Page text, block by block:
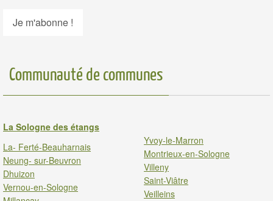
Communauté de communes
La Sologne des étangs
La- Ferté-Beauharnais
Neung- sur-Beuvron
Dhuizon
Vernou-en-Sologne
Yvoy-le-Marron
Montrieux-en-Sologne
Villeny
Saint-Viâtre
Veilleins